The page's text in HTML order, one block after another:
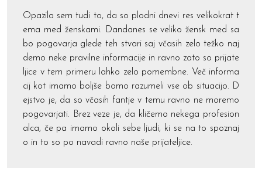
Opazila sem tudi to, da so plodni dnevi res velikokrat t
ema med ženskami. Dandanes se veliko žensk med sa
bo pogovarja glede teh stvari saj včasih zelo težko naj
demo neke pravilne informacije in ravno zato so prijate
ljice v tem primeru lahko zelo pomembne. Več informa
cij kot imamo boljše bomo razumeli vse ob situacijo. D
ejstvo je, da so včasih fantje v temu ravno ne moremo
pogovarjati. Brez veze je, da kličemo nekega profesion
alca, če pa imamo okoli sebe ljudi, ki se na to spoznaj
o in to so po navadi ravno naše prijateljice.